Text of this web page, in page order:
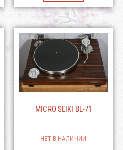
MICRO SEIKI BL-71
НЕТ В НАЛИЧИИ